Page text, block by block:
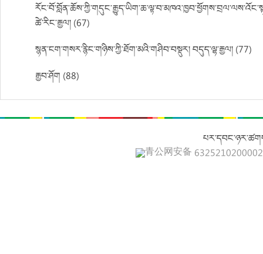
ཚེ་རིང་རྒྱལ། (67)
སྙན་ངག་གསར་རྙིང་གཉིས་ཀྱི་ཐོག་མའི་གཤིབ་བསྡུར། བདུད་ལྷ་རྒྱལ། (77)
རྒྱབ་ཤོག (88)
青公网安备